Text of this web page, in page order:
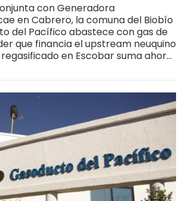
con Generadora
en Cabrero, la comuna del Biobío
del Pacífico abastece con gas de
que financia el upstream neuquino
en Escobar suma ahora,